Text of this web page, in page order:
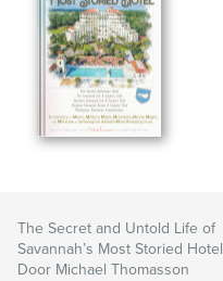
The Secret and Untold Life of
Savannah’s Most Storied Hotel
Door Michael Thomasson